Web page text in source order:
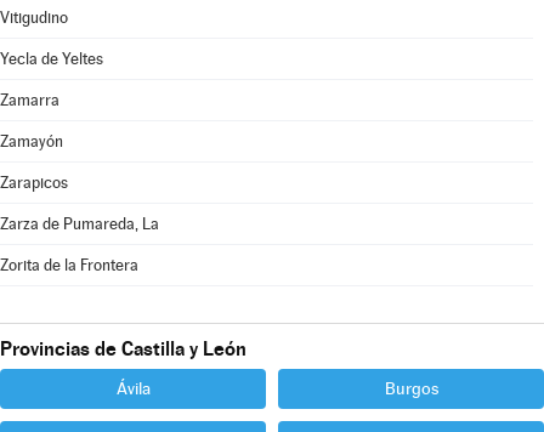
Vitigudino
Yecla de Yeltes
Zamarra
Zamayón
Zarapicos
Zarza de Pumareda, La
Zorita de la Frontera
Provincias de Castilla y León
Ávila Burgos